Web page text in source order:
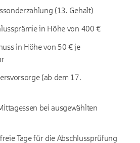
(13. Gehalt)
in Höhe von 400 €
in Höhe von 50 € je
(ab dem 17.
bei ausgewählten
Tage für die Abschlussprüfung